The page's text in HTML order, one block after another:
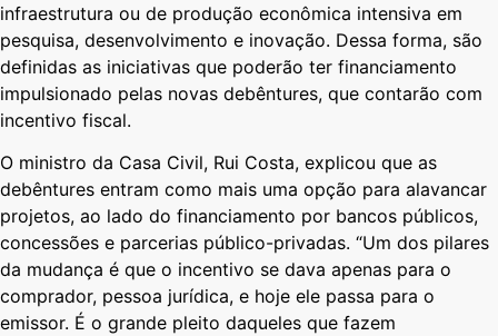
infraestrutura ou de produção econômica intensiva em
pesquisa, desenvolvimento e inovação. Dessa forma, são
definidas as iniciativas que poderão ter financiamento
impulsionado pelas novas debêntures, que contarão com
incentivo fiscal.
O ministro da Casa Civil, Rui Costa, explicou que as
debêntures entram como mais uma opção para alavancar
projetos, ao lado do financiamento por bancos públicos,
concessões e parcerias público-privadas. “Um dos pilares
da mudança é que o incentivo se dava apenas para o
comprador, pessoa jurídica, e hoje ele passa para o
emissor. É o grande pleito daqueles que fazem